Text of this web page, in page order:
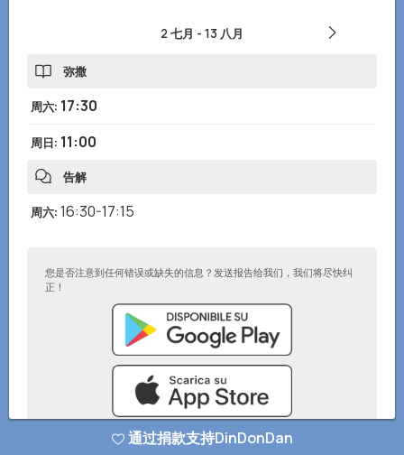
2 七月 - 13 八月
弥撒
周六: 17:30
周日: 11:00
告解
周六: 16:30-17:15
您是否注意到任何错误或缺失的信息？发送报告给我们，我们将尽快纠
正！
通过捐款支持DinDonDan